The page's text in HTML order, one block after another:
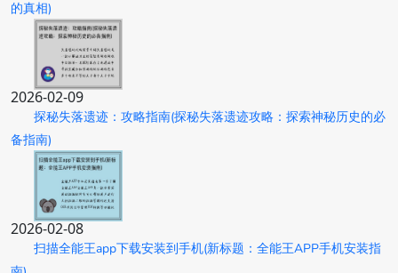
的真相)
2026-02-09
探秘失落遗迹：攻略指南(探秘失落遗迹攻略：探索神秘历史的必
备指南)
2026-02-08
扫描全能王app下载安装到手机(新标题：全能王APP手机安装指